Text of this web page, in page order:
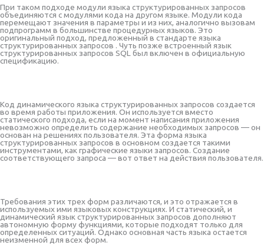
При таком подходе модули языка структурированных запросов
объединяются с модулями кода на другом языке. Модули кода
перемещают значения в параметры и из них, аналогично вызовам
подпрограмм в большинстве процедурных языков. Это
оригинальный подход, предложенный в стандарте языка
структурированных запросов . Чуть позже встроенный язык
структурированных запросов SQL был включен в официальную
спецификацию.
Код динамического языка структурированных запросов создается
во время работы приложения. Он используется вместо
статического подхода, если на момент написания приложения
невозможно определить содержание необходимых запросов — он
основан на решениях пользователя. Эта форма языка
структурированных запросов в основном создается такими
инструментами, как графические языки запросов. Создание
соответствующего запроса — вот ответ на действия пользователя.
Требования этих трех форм различаются, и это отражается в
используемых ими языковых конструкциях. И статический, и
динамический язык структурированных запросов дополняют
автономную форму функциями, которые подходят только для
определенных ситуаций. Однако основная часть языка остается
неизменной для всех форм.